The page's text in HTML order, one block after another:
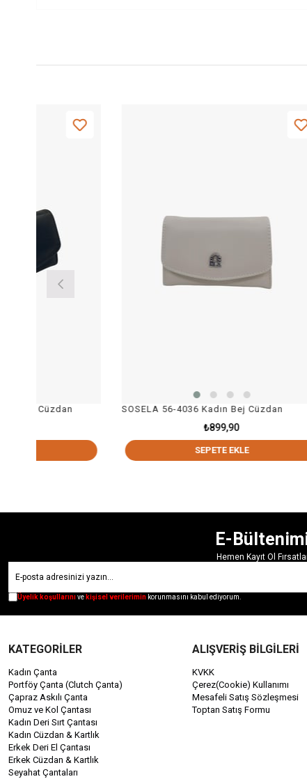
SOSELA 56-4036 Kadın Bej Cüzdan
SEPETE EKLE
E-
Hemen Kayıt Ol
Üyelik koşullarınıve kişisel verilerimin korunmasını kabul ediyorum.
KATEGORİLER
Kadın Çanta
Portföy Çanta (Clutch Çanta)
Çapraz Askılı Çanta
Omuz ve Kol Çantası
Kadın Deri Sırt Çantası
Kadın Cüzdan & Kartlık
Erkek Deri El Çantası
Erkek Cüzdan & Kartlık
Seyahat Çantaları
ALIŞVERİŞ BİLGİLERİ
KVKK
Çerez(Cookie) Kullanımı
Mesafeli Satış Sözleşmesi
Toptan Satış Formu